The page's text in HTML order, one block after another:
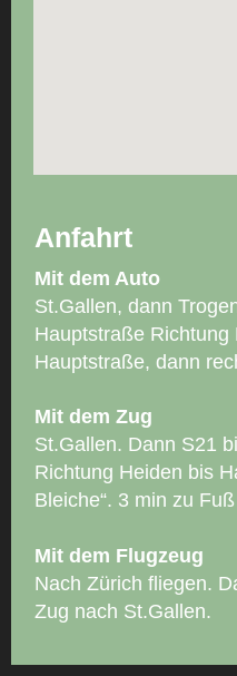
Anfahrt
Mit dem Auto
St.Gallen, dann
Hauptstraße
Hauptstraße, dann
Mit dem Zug
St.Gallen. Dann S21
Richtung Heiden bis
Bleiche“. 3 min zu
Mit dem Flugzeug
Nach Zürich fliegen.
Zug nach St.Gallen.